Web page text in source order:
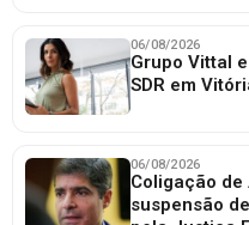
06/08/2026
Grupo Vittal
SDR em
06/08/2026
Coligação de
suspensão